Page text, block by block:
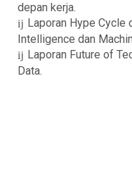
depan kerja.
Laporan Hype Cycle
Intelligence dan
Laporan Future of
Data.